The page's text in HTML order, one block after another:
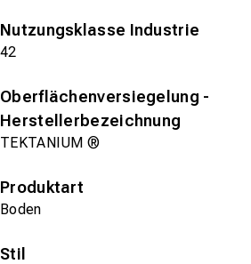
Nutzungsklasse Industrie
42
Oberflächenversiegelung -
Herstellerbezeichnung
TEKTANIUM ®
Produktart
Boden
Stil